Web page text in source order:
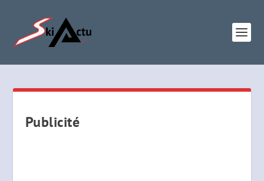
Publicité